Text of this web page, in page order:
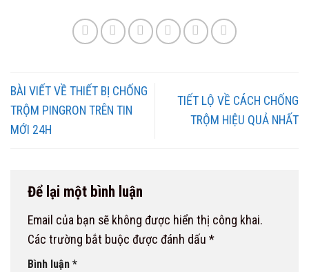
BÀI VIẾT VỀ THIẾT BỊ CHỐNG
TRỘM PINGRON TRÊN TIN
MỚI 24H
TIẾT LỘ VỀ CÁCH CHỐNG
TRỘM HIỆU QUẢ NHẤT
Để lại một bình luận
Email của bạn sẽ không được hiển thị công khai.
Các trường bắt buộc được đánh dấu *
Bình luận *